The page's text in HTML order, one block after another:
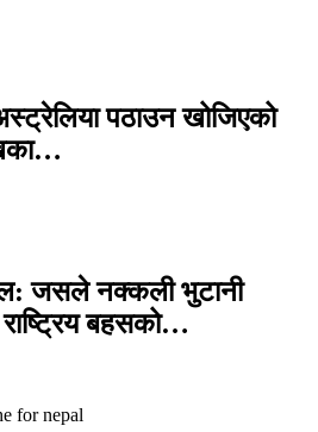
पठाउन खोजिएको
जसले नक्कली भुटानी
बहसको…